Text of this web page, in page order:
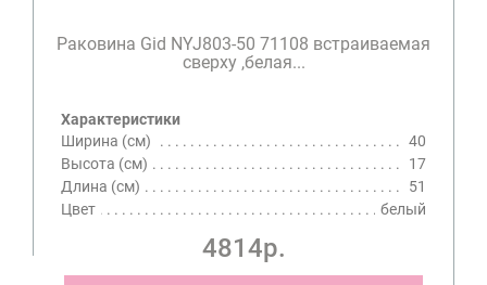
Раковина Gid NYJ803-50 71108 встраиваемая
сверху ,белая...
Характеристики
Ширина (см)
40
Высота (см)
17
Длина (см)
51
Цвет
белый
4814р.